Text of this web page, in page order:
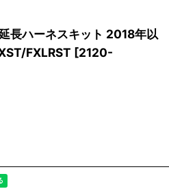
長ハーネスキット 2018年以
FXLRST [2120-